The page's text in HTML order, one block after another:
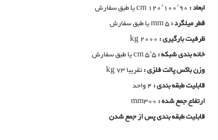
ابعاد : cm 120*100*90 یا طبق سفارش
قطر میلگرد :mm 5 یا طبق سفارش
ظرفیت بارگیری :
خانه بندی شبکه :cm 5*5 یا طبق سفارش
وزن باکس پالت فلزی :تقریبا kg 73
قابلیت طبقه بندی :
ارتفاع جمع شده : mm300
قابلیت طبقه بندی پس از جمع شدن